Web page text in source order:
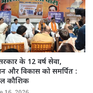
के 12 वर्ष सेवा,
और विकास को समर्पित :
कौशिक